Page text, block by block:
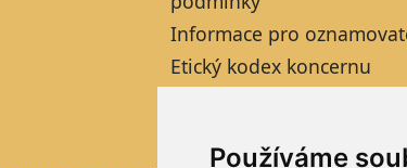
Používáme
Informace pro
Etický kodex koncernu
AGROFERT